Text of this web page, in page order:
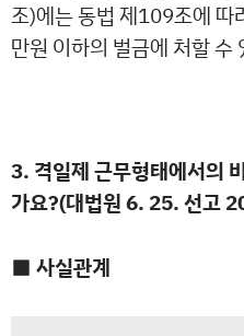
조)에는 동법 제109조에 따
만원 이하의 벌금에 처할 수
3. 격일제 근무형태에서의
가요?(대법원 6. 25. 선고
■ 사실관계